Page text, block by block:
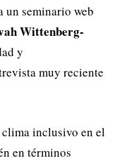
un seminario web
Wittenberg-
y
muy reciente
inclusivo en el
en términos